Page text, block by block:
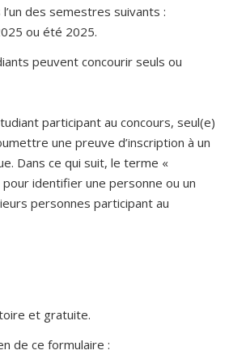
des semestres suivants :
ou été 2025.
peuvent concourir seuls ou
participant au concours, seul(e)
une preuve d’inscription à un
Dans ce qui suit, le terme «
identifier une personne ou un
personnes participant au
et gratuite.
de ce formulaire :